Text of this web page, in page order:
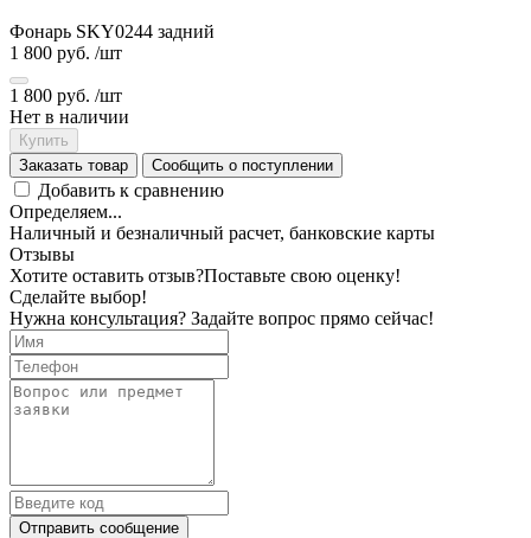
Фонарь SKY0244 задний
1 800 руб. /шт
1 800 руб. /шт
Нет в наличии
Купить
Заказать товар
Сообщить о поступлении
Добавить к сравнению
Определяем...
Наличный и безналичный расчет, банковские карты
Отзывы
Хотите оставить отзыв?Поставьте свою оценку!
Сделайте выбор!
Нужна консультация? Задайте вопрос прямо сейчас!
Отправить сообщение